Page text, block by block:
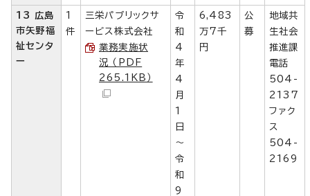
13 広島
市矢野福
祉センタ
ー
1
件
三栄パブリックサ
ービス株式会社
業務実施状
況 （PDF
265.1KB）
令
和
4
年
4
月
1
日
～
令
和
9
6,483
万7千
円
公
募
地域共
生社会
推進課
電話
504-
2137
ファク
ス
504-
2169